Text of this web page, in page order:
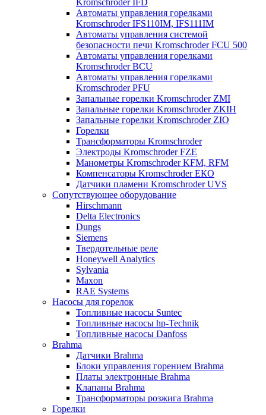
Kromschroder IFD
Автоматы управления горелками
Kromschroder IFS110IM, IFS111IM
Автоматы управления системой
безопасности печи Kromschroder FCU 500
Автоматы управления горелками
Kromschroder BCU
Автоматы управления горелками
Kromschroder PFU
Запальные горелки Kromschroder ZМI
Запальные горелки Kromschroder ZKIH
Запальные горелки Kromschroder ZIO
Горелки
Трансформаторы Kromschroder
Электроды Kromschroder FZE
Манометры Kromschroder KFM, RFM
Компенсаторы Kromschroder ЕКО
Датчики пламени Kromschroder UVS
Сопутствующее оборудование
Hirschmann
Delta Electronics
Dungs
Siemens
Твердотельные реле
Honeywell Analytics
Sylvania
Maxon
RAE Systems
Насосы для горелок
Топливные насосы Suntec
Топливные насосы hp-Technik
Топливные насосы Danfoss
Brahma
Датчики Brahma
Блоки управления горением Brahma
Платы электронные Brahma
Клапаны Brahma
Трансформаторы розжига Brahma
Горелки